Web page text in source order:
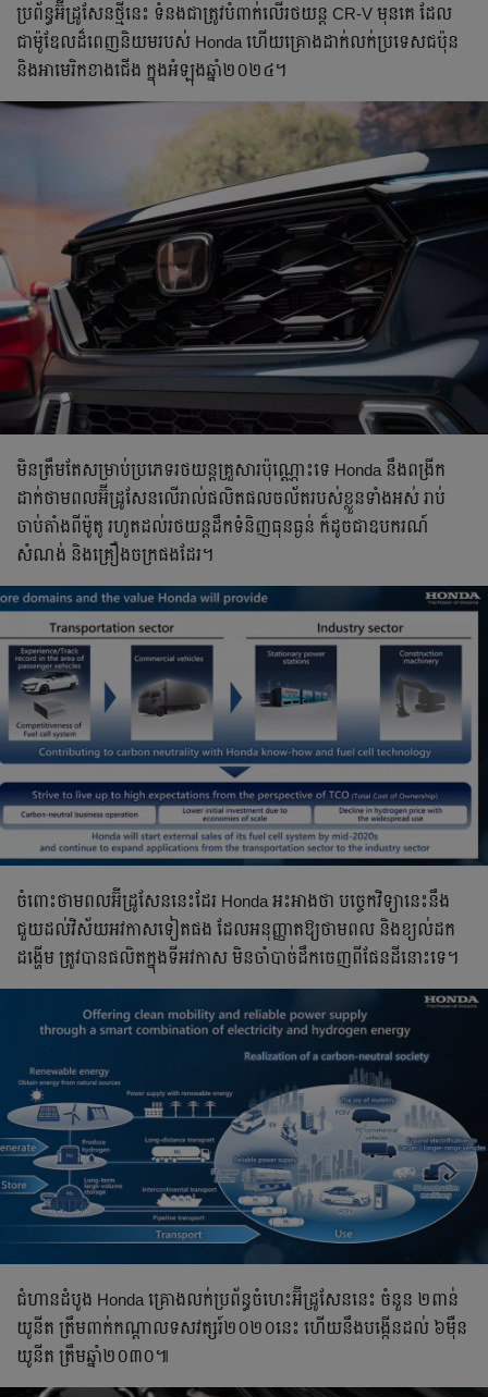
ប្រព័ន្ធ​អ៊ីដ្រូសែន​ថ្មីនេះ ទំនង​ជាត្រូវបំពាក់លើ​រថយន្ត CR-V មុនគេ ដែល​
ជាម៉ូឌែល​​ដ៏ពេញនិយម​របស់ Honda ហើយ​គ្រោងដាក់​លក់​ប្រទេសជប៉ុន
និង​អាមេរិកខាងជើង ក្នុងអំឡុងឆ្នាំ​២០២៤។
មិនត្រឹម​តែសម្រាប់​ប្រភេទ​រថយន្ត​គ្រួសារ​ប៉ុណ្ណោះទេ Honda នឹងពង្រីក​
ដាក់ថាមពលអ៊ីដ្រូសែន​លើ​រាល់ផលិតផលចល័តរបស់ខ្លួនទាំងអស់ រាប់
ចាប់តាំងពីម៉ូតូ រហូតដល់​រថយន្ត​ដឹកទំនិញធុនធ្ងន់ ក៏ដូចជាឧបករណ៍
សំណង់​ និងគ្រឿងចក្រ​ផងដែរ។
ចំពោះ​ថាមពល​អ៊ីដ្រូសែន​នេះដែរ Honda អះអាងថា បច្ចេកវិទ្យានេះ​នឹង​
ជួយ​ដល់​វិស័យអវកាសទៀតផង ដែល​អនុញ្ញាតឱ្យថាមពល និង​ខ្យល់​ដក
ដង្ហើម​ ត្រូវបានផលិត​ក្នុងទីអវកាស មិនចាំបាច់​ដឹកចេញពីផែនដីនោះទេ។
ជំហាន​ដំបូង Honda គ្រោង​លក់ប្រព័ន្ធចំហេះ​អ៊ីដ្រូសែននេះ ចំនួន ២ពាន់
យូនីត ត្រឹមពាក់កណ្តាលទសវត្សរ៍២០២០នេះ ហើយនឹងបង្កើនដល់ ៦ម៉ឺន
យូនីត ត្រឹមឆ្នាំ២០៣០៕